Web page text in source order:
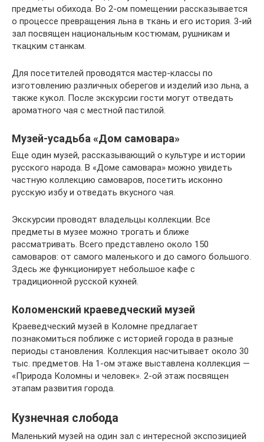
предметы обихода. Во 2-ом помещении рассказывается
о процессе превращения льна в ткань и его история. 3-ий
зал посвящен национальным костюмам, рушникам и
ткацким станкам.
Для посетителей проводятся мастер-классы по
изготовлению различных оберегов и изделий изо льна, а
также кукол. После экскурсии гости могут отведать
ароматного чая с местной пастилой.
Музей-усадьба «Дом самовара»
Еще один музей, рассказывающий о культуре и истории
русского народа. В «Доме самовара» можно увидеть
частную коллекцию самоваров, посетить исконно
русскую избу и отведать вкусного чая.
Экскурсии проводят владельцы коллекции. Все
предметы в музее можно трогать и ближе
рассматривать. Всего представлено около 150
самоваров: от самого маленького и до самого большого.
Здесь же функционирует небольшое кафе с
традиционной русской кухней.
Коломенский краеведческий музей
Краеведческий музей в Коломне предлагает
познакомиться поближе с историей города в разные
периоды становления. Коллекция насчитывает около 30
тыс. предметов. На 1-ом этаже выставлена коллекция —
«Природа Коломны и человек». 2-ой этаж посвящен
этапам развития города.
Кузнечная слобода
Маленький музей на один зал с интересной экспозицией